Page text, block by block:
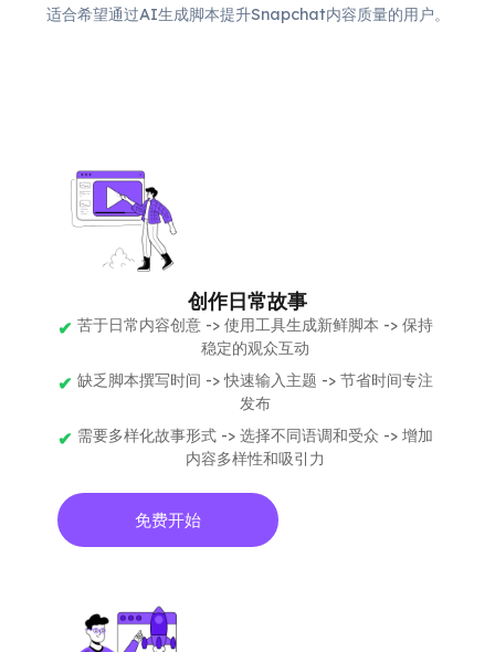
适合希望通过AI生成脚本提升Snapchat内容质量的用户。
创作日常故事
苦于日常内容创意 -> 使用工具生成新鲜脚本 -> 保持
稳定的观众互动
缺乏脚本撰写时间 -> 快速输入主题 -> 节省时间专注
发布
需要多样化故事形式 -> 选择不同语调和受众 -> 增加
内容多样性和吸引力
免费开始